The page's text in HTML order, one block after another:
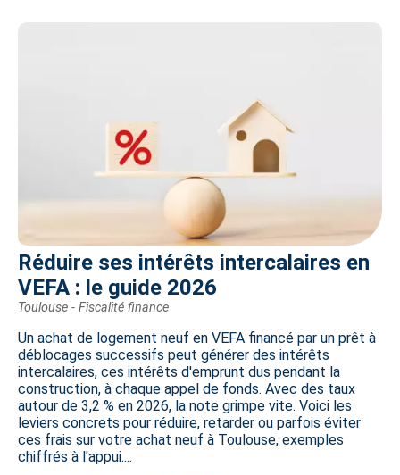
Réduire ses intérêts intercalaires en
VEFA : le guide 2026
Toulouse - Fiscalité finance
Un achat de logement neuf en VEFA financé par un prêt à
déblocages successifs peut générer des intérêts
intercalaires, ces intérêts d'emprunt dus pendant la
construction, à chaque appel de fonds. Avec des taux
autour de 3,2 % en 2026, la note grimpe vite. Voici les
leviers concrets pour réduire, retarder ou parfois éviter
ces frais sur votre achat neuf à Toulouse, exemples
chiffrés à l'appui....